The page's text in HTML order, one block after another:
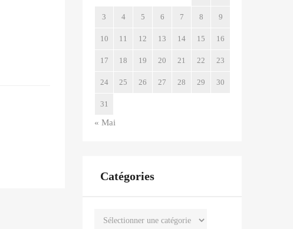
3 4 5 6 7 8 9
10 11 12 13 14 15 16
17 18 19 20 21 22 23
24 25 26 27 28 29 30
31
« Mai
Catégories
Catégories